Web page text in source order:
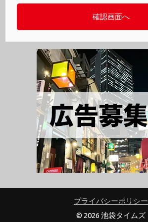
プライバシーポリシー
© 2026 池袋タイムズ